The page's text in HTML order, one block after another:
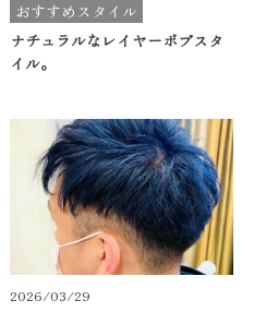
おすすめスタイル
ナチュラルなレイヤーボブスタ
イル。
2026/03/29